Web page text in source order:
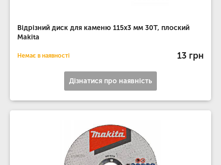
Відрізний диск для каменю 115х3 мм 30Т, плоский
Makita
Немає в наявності 13 грн
Дізнатися про наявність